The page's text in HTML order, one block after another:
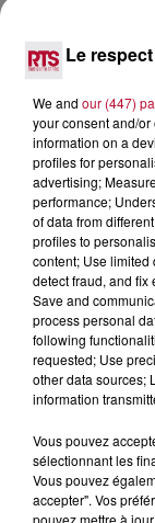
Describa su
¿Cuál es el
público note
¿Qué datos
Le
We and our (447)
your consent and/
information on a
profiles for
advertising;
performance;
of data from
profiles to
content; Use limited
detect fraud, and fix
Save and
process personal
following
requested; Use
other data sources;
information
Vous pouvez
sélectionnant les
Vous pouvez
accepter". Vos
pouvez mettre à